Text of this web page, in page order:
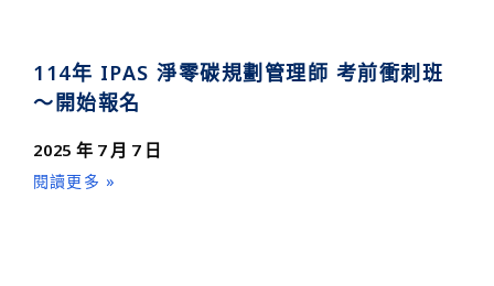
114年 IPAS 淨零碳規劃管理師 考前衝刺班
～開始報名
2025 年 7 月 7 日
閱讀更多 »